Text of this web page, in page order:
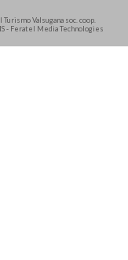
Valsugana soc. coop.
- Feratel Media Technologies